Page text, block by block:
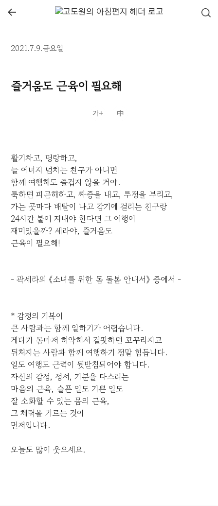
←
2021.7.9.금요일
즐거움도 근육이 필요해
활기차고, 명랑하고,
늘 에너지 넘치는 친구가 아니면
함께 여행해도 즐겁지 않을 거야.
툭하면 피곤해하고, 짜증을 내고, 투정을 부리고,
가는 곳마다 배탈이 나고 감기에 걸리는 친구랑
24시간 붙어 지내야 한다면 그 여행이
재미있을까? 세라야, 즐거움도
근육이 필요해!
- 곽세라의 《소녀를 위한 몸 돌봄 안내서》 중에서 -
* 감정의 기복이
큰 사람과는 함께 일하기가 어렵습니다.
게다가 몸마저 허약해서 걸핏하면 꼬꾸라지고
뒤처지는 사람과 함께 여행하기 정말 힘듭니다.
일도 여행도 근력이 뒷받침되어야 합니다.
자신의 감정, 정서, 기분을 다스리는
마음의 근육, 슬픈 일도 기쁜 일도
잘 소화할 수 있는 몸의 근육,
그 체력을 기르는 것이
먼저입니다.
오늘도 많이 웃으세요.